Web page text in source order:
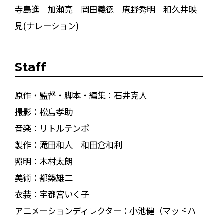
寺島進 加瀬亮 岡田義徳 庵野秀明 和久井映
見(ナレーション)
Staff
原作・監督・脚本・編集：石井克人
撮影：松島孝助
音楽：リトルテンポ
製作：滝田和人 和田倉和利
照明：木村太朗
美術：都築雄二
衣装：宇都宮いく子
アニメーションディレクター：小池健（マッドハ